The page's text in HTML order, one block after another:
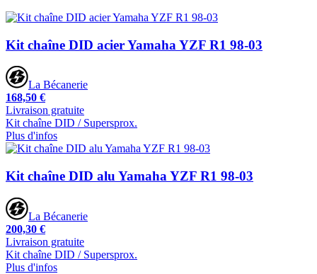
Kit chaîne DID acier Yamaha YZF R1 98-03
La Bécanerie
168,50 €
Livraison gratuite
Kit chaîne DID / Supersprox.
Plus d'infos
Kit chaîne DID alu Yamaha YZF R1 98-03
La Bécanerie
200,30 €
Livraison gratuite
Kit chaîne DID / Supersprox.
Plus d'infos